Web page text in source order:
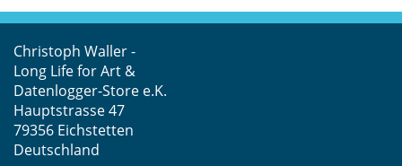
Christoph Waller -
Long Life for Art &
Datenlogger-Store e.K.
Hauptstrasse 47
79356 Eichstetten
Deutschland